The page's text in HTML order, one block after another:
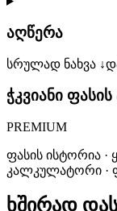
აღწერა
სრულად ნახვა ↓
ჭკვიანი
PREMIUM
ფასის ისტორია ·
კალკულატორი ·
ხშირად